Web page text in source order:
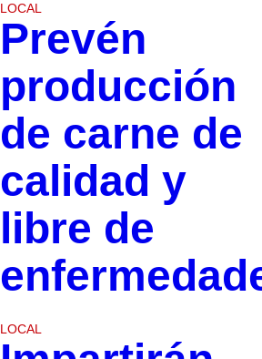
LOCAL
Prevén
producción
de carne de
calidad y
libre de
LOCAL